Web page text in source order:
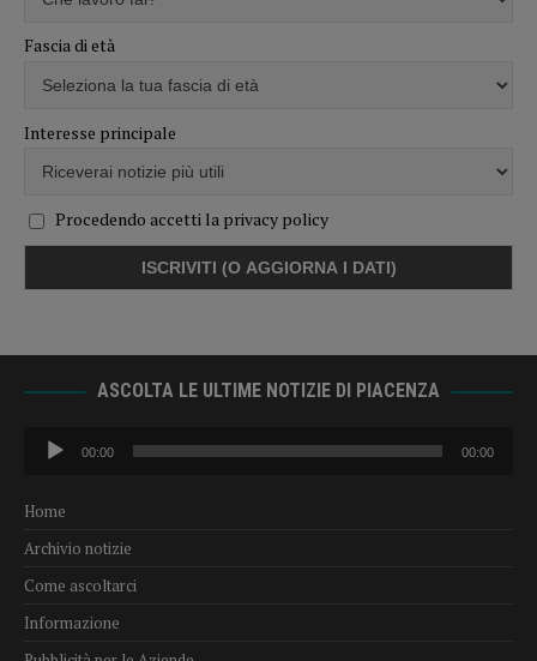
Fascia di età
Interesse principale
Procedendo accetti la privacy policy
ASCOLTA LE ULTIME NOTIZIE DI PIACENZA
Audio
Player
00:00 00:00
Home
Archivio notizie
Come ascoltarci
Informazione